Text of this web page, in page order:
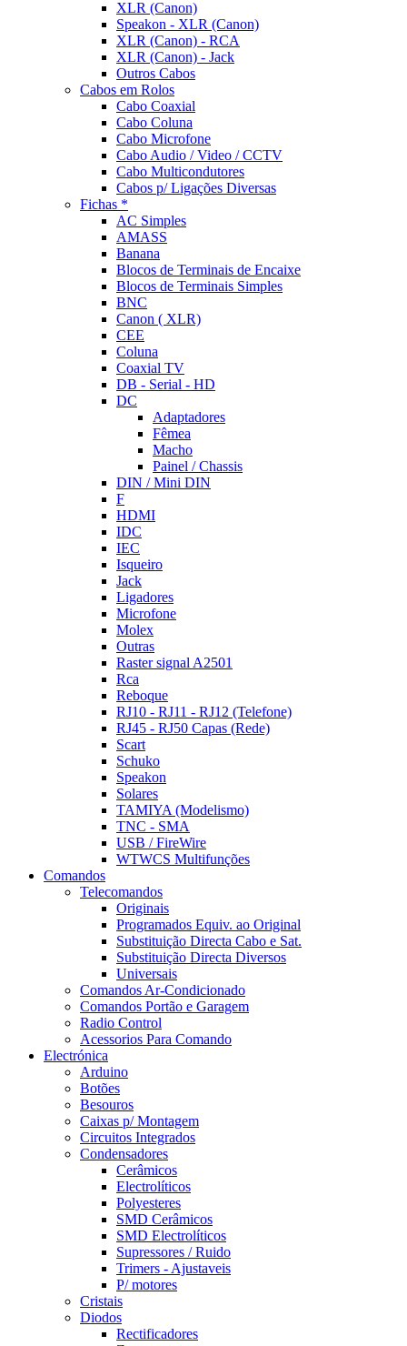
XLR (Canon)
Speakon - XLR (Canon)
XLR (Canon) - RCA
XLR (Canon) - Jack
Outros Cabos
Cabos em Rolos
Cabo Coaxial
Cabo Coluna
Cabo Microfone
Cabo Audio / Video / CCTV
Cabo Multicondutores
Cabos p/ Ligações Diversas
Fichas *
AC Simples
AMASS
Banana
Blocos de Terminais de Encaixe
Blocos de Terminais Simples
BNC
Canon ( XLR)
CEE
Coluna
Coaxial TV
DB - Serial - HD
DC
Adaptadores
Fêmea
Macho
Painel / Chassis
DIN / Mini DIN
F
HDMI
IDC
IEC
Isqueiro
Jack
Ligadores
Microfone
Molex
Outras
Raster signal A2501
Rca
Reboque
RJ10 - RJ11 - RJ12 (Telefone)
RJ45 - RJ50 Capas (Rede)
Scart
Schuko
Speakon
Solares
TAMIYA (Modelismo)
TNC - SMA
USB / FireWire
WTWCS Multifunções
Comandos
Telecomandos
Originais
Programados Equiv. ao Original
Substituição Directa Cabo e Sat.
Substituição Directa Diversos
Universais
Comandos Ar-Condicionado
Comandos Portão e Garagem
Radio Control
Acessorios Para Comando
Electrónica
Arduino
Botões
Besouros
Caixas p/ Montagem
Circuitos Integrados
Condensadores
Cerâmicos
Electrolíticos
Polyesteres
SMD Cerâmicos
SMD Electrolíticos
Supressores / Ruido
Trimers - Ajustaveis
P/ motores
Cristais
Diodos
Rectificadores